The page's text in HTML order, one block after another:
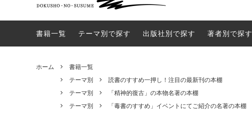
書籍一覧 テーマ別で探す 出版社別で探す 著者別で探す
ホーム
書籍一覧
テーマ別
読書のすすめ一押し！注目の最新刊の本棚
テーマ別
「精神的復古」の本物名著の本棚
テーマ別
「毒書のすすめ」イベントにてご紹介の名著の本棚